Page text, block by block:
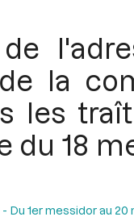
la
les
du 18
Du 1er messidor au 20